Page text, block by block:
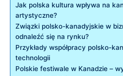
Jak polska kultura wpływa na
artystyczne?
Związki polsko-kanadyjskie w
odnaleźć się na rynku?
Przykłady współpracy polsko-
technologii
Polskie festiwale w Kanadzie –